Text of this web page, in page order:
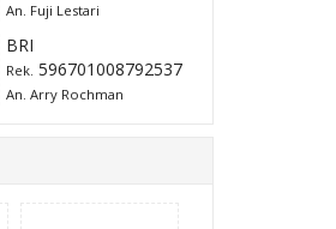
An. Fuji Lestari
BRI
Rek. 596701008792537
An. Arry Rochman